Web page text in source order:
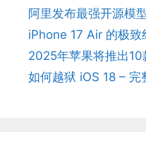
阿里发布最强开源模
iPhone 17 Air 的极致
2025年苹果将推出10
如何越狱 iOS 18 – 完